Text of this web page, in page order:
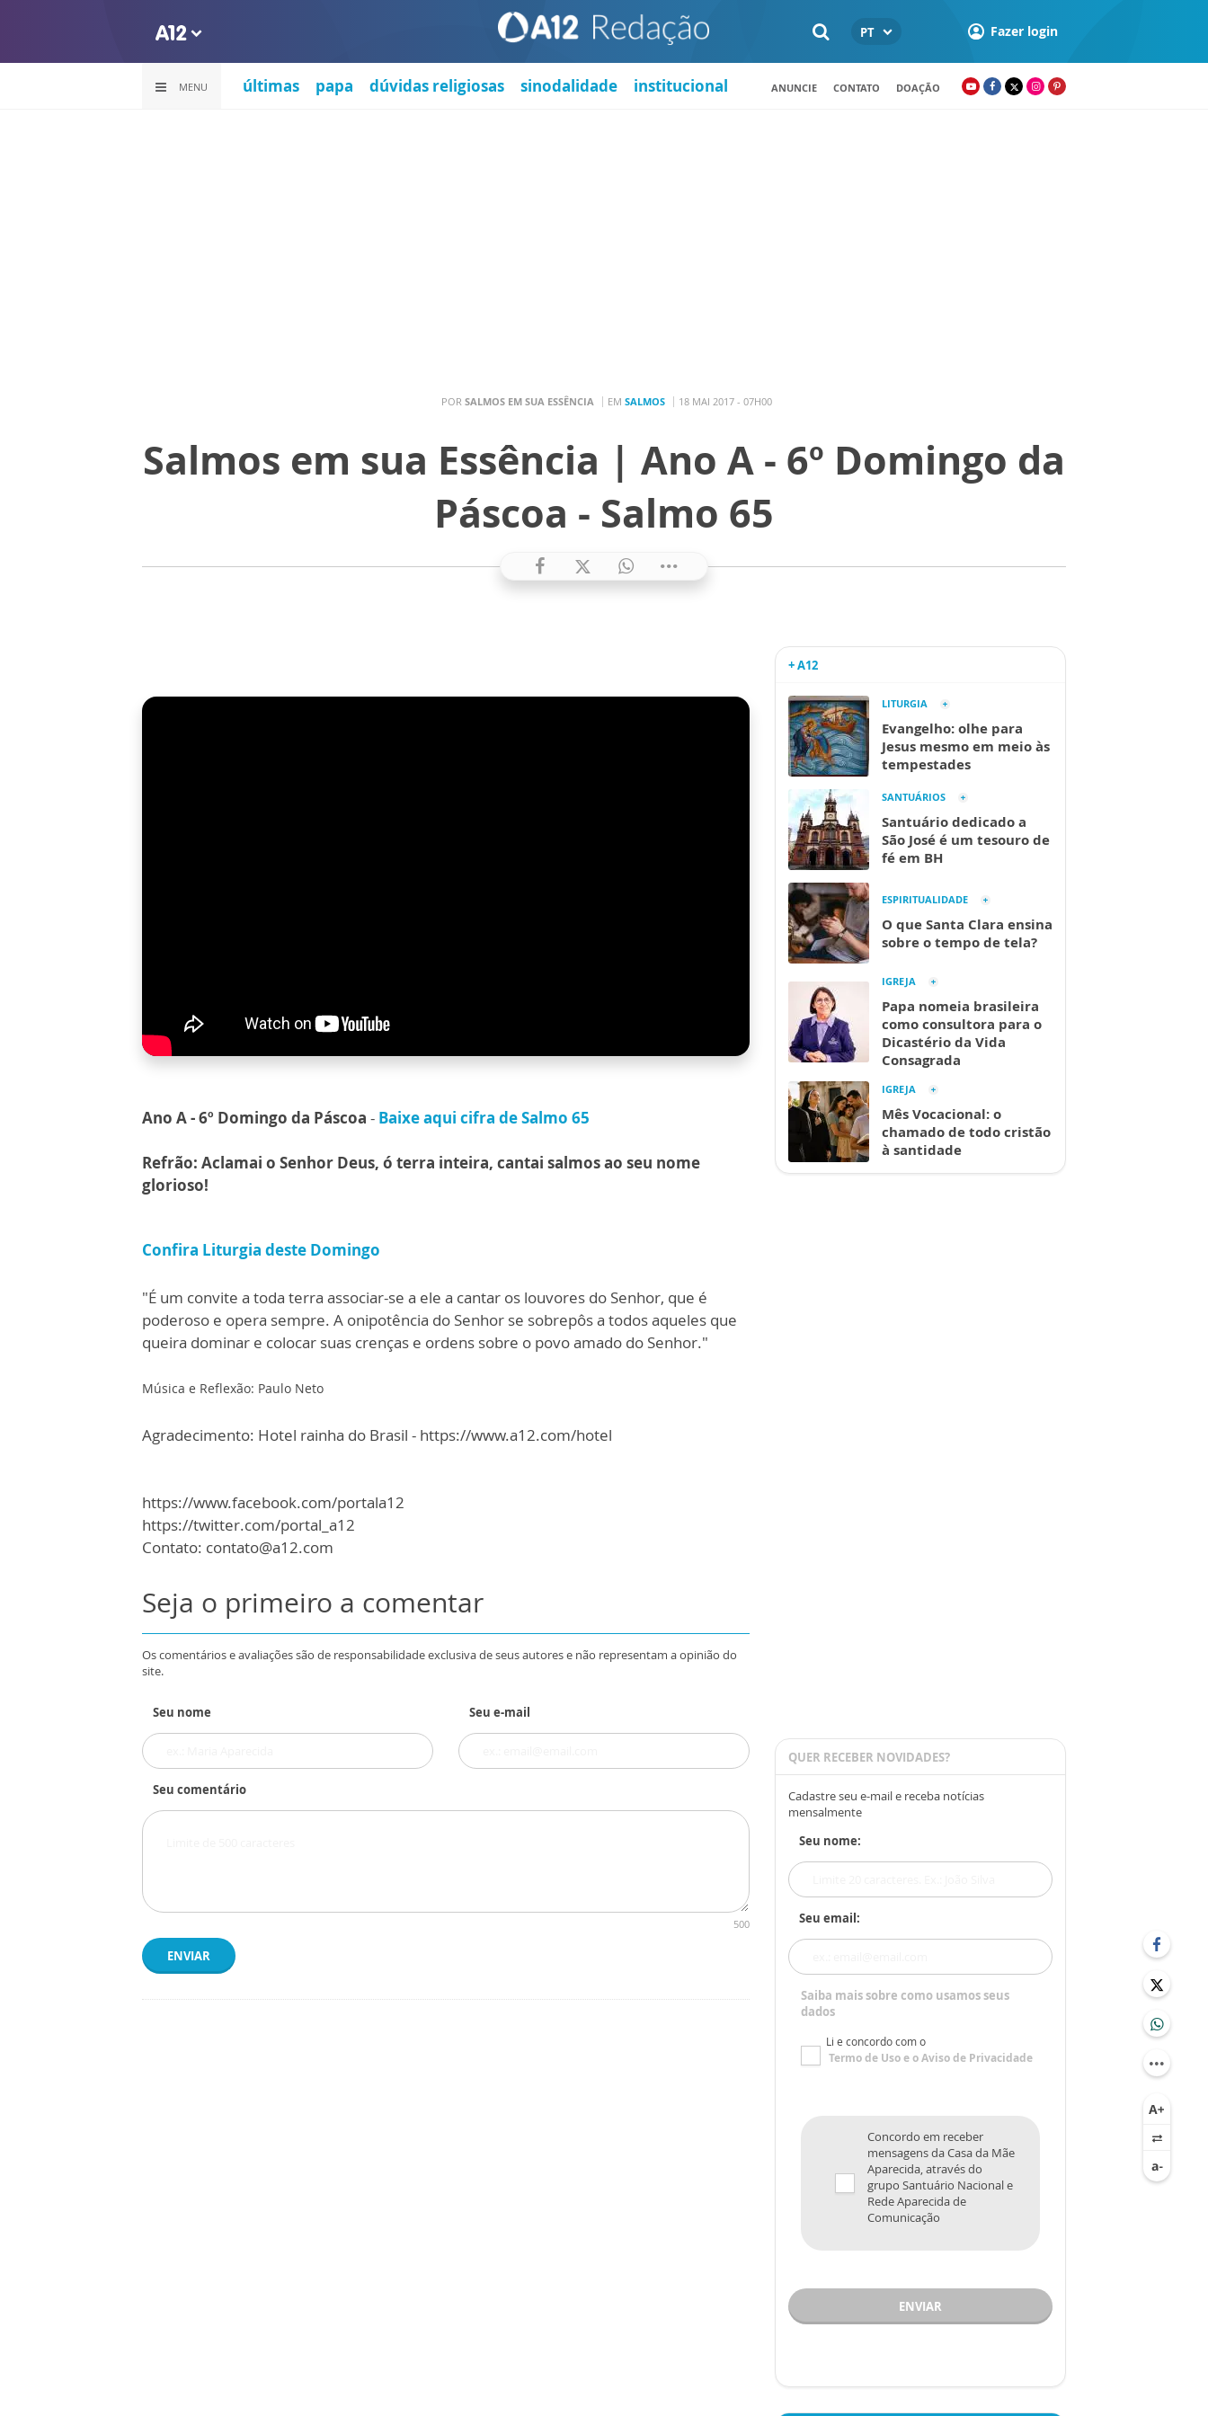
PT Fazer login
MENU últimas papa dúvidas religiosas sinodalidade institucional ANUNCIE CONTATO DOAÇÃO
POR SALMOS EM SUA ESSÊNCIA EM SALMOS 18 MAI 2017 - 07H00
Salmos em sua Essência | Ano A - 6º Domingo da
Páscoa - Salmo 65
Ano A - 6º Domingo da Páscoa - Baixe aqui cifra de Salmo 65
Refrão: Aclamai o Senhor Deus, ó terra inteira, cantai salmos ao seu nome
glorioso!
Confira Liturgia deste Domingo
"É um convite a toda terra associar-se a ele a cantar os louvores do Senhor, que é
poderoso e opera sempre. A onipotência do Senhor se sobrepôs a todos aqueles que
queira dominar e colocar suas crenças e ordens sobre o povo amado do Senhor."
Música e Reflexão: Paulo Neto
Agradecimento: Hotel rainha do Brasil - https://www.a12.com/hotel
https://www.facebook.com/portala12
https://twitter.com/portal_a12
Contato: contato@a12.com
Seja o primeiro a comentar
Os comentários e avaliações são de responsabilidade exclusiva de seus autores e não representam a opinião do
site.
Seu nome Seu e-mail
Seu comentário
500
ENVIAR
+ A12
LITURGIA
Evangelho: olhe para
Jesus mesmo em meio às
tempestades
SANTUÁRIOS
Santuário dedicado a
São José é um tesouro de
fé em BH
ESPIRITUALIDADE
O que Santa Clara ensina
sobre o tempo de tela?
IGREJA
Papa nomeia brasileira
como consultora para o
Dicastério da Vida
Consagrada
IGREJA
Mês Vocacional: o
chamado de todo cristão
à santidade
QUER RECEBER NOVIDADES?
Cadastre seu e-mail e receba notícias
mensalmente
Seu nome:
Seu email:
Saiba mais sobre como usamos seus
dados
Li e concordo com o
Termo de Usoe oAviso de Privacidade
Concordo em receber
mensagens da Casa da Mãe
Aparecida, através do
grupo Santuário Nacional e
Rede Aparecida de
Comunicação
ENVIAR